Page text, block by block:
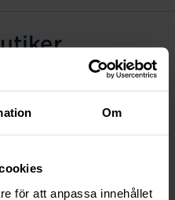
Om
för att anpassa innehållet